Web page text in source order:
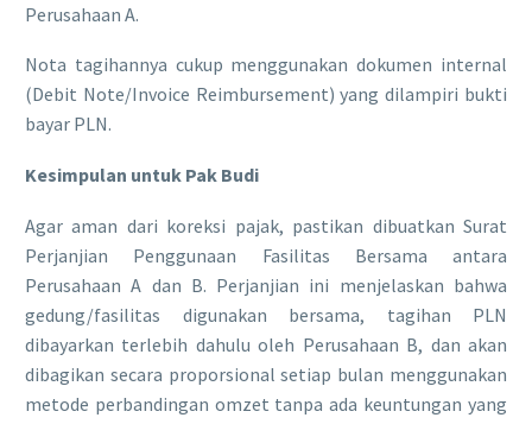
Perusahaan A.
​Nota tagihannya cukup menggunakan dokumen internal
(Debit Note/Invoice Reimbursement) yang dilampiri bukti
bayar PLN.
Kesimpulan untuk Pak Budi
​Agar aman dari koreksi pajak, pastikan dibuatkan Surat
Perjanjian Penggunaan Fasilitas Bersama antara
Perusahaan A dan B. Perjanjian ini menjelaskan bahwa
gedung/fasilitas digunakan bersama, tagihan PLN
dibayarkan terlebih dahulu oleh Perusahaan B, dan akan
dibagikan secara proporsional setiap bulan menggunakan
metode perbandingan omzet tanpa ada keuntungan yang